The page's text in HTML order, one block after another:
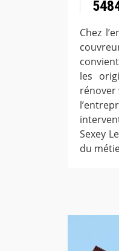
Chez
les
rénover
Sexey
du